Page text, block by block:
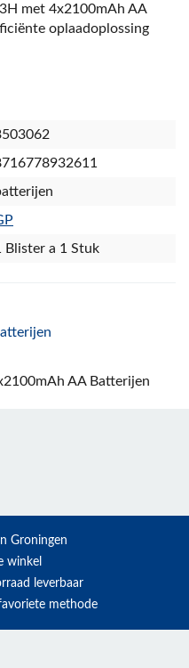
met 4x2100mAh AA
oplaadoplossing
Blister a 1 Stuk
AA Batterijen
Groningen
winkel
leverbaar
methode